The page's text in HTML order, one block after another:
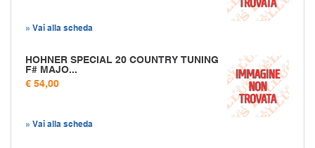
» Vai alla scheda
HOHNER SPECIAL 20 COUNTRY TUNING
F# MAJO...
€ 54,00
» Vai alla scheda